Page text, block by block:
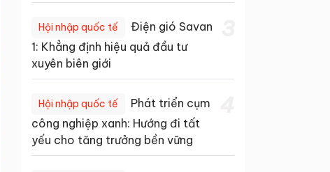
Hội nhập quốc tế
Điện gió Savan
1: Khẳng định hiệu quả đầu tư
xuyên biên giới
Hội nhập quốc tế
Phát triển cụm
công nghiệp xanh: Hướng đi tất
yếu cho tăng trưởng bền vững